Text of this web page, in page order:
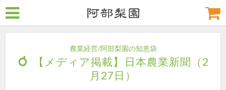
農業経営/阿部梨園の知恵袋
【メディア掲載】日本農業新聞（2
月27日）